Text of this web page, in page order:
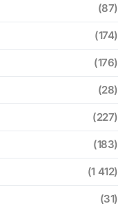
(87)
(174)
(176)
(28)
(227)
(183)
(1 412)
(31)